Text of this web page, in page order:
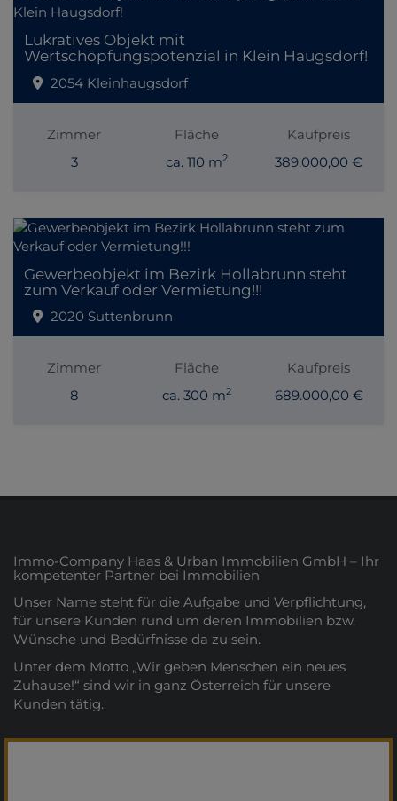
Lukratives Objekt mit
Wertschöpfungspotenzial in Klein Haugsdorf!
2054 Kleinhaugsdorf
Zimmer
3
Fläche
ca. 110 m2
Kaufpreis
389.000,00 €
Gewerbeobjekt im Bezirk Hollabrunn steht
zum Verkauf oder Vermietung!!!
2020 Suttenbrunn
Zimmer
8
Fläche
ca. 300 m2
Kaufpreis
689.000,00 €
Immo-Company Haas & Urban Immobilien GmbH – Ihr
kompetenter Partner bei Immobilien
Unser Name steht für die Aufgabe und Verpflichtung,
für unsere Kunden rund um deren Immobilien bzw.
Wünsche und Bedürfnisse da zu sein.
Unter dem Motto „Wir geben Menschen ein neues
Zuhause!“ sind wir in ganz Österreich für unsere
Kunden tätig.